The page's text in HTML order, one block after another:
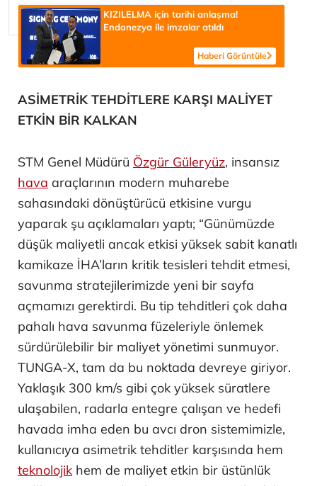
KIZILELMA için tarihi anlaşma!
Endonezya ile imzalar atıldı
Haberi Görüntüle
ASİMETRİK TEHDİTLERE KARŞI MALİYET
ETKİN BİR KALKAN
STM Genel Müdürü Özgür Güleryüz, insansız
hava araçlarının modern muharebe
sahasındaki dönüştürücü etkisine vurgu
yaparak şu açıklamaları yaptı; “Günümüzde
düşük maliyetli ancak etkisi yüksek sabit kanatlı
kamikaze İHA’ların kritik tesisleri tehdit etmesi,
savunma stratejilerimizde yeni bir sayfa
açmamızı gerektirdi. Bu tip tehditleri çok daha
pahalı hava savunma füzeleriyle önlemek
sürdürülebilir bir maliyet yönetimi sunmuyor.
TUNGA-X, tam da bu noktada devreye giriyor.
Yaklaşık 300 km/s gibi çok yüksek süratlere
ulaşabilen, radarla entegre çalışan ve hedefi
havada imha eden bu avcı dron sistemimizle,
kullanıcıya asimetrik tehditler karşısında hem
teknolojik hem de maliyet etkin bir üstünlük